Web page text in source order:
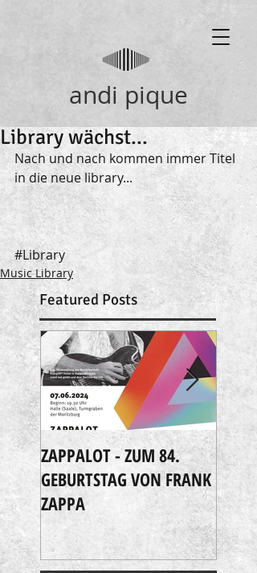
andi pique
Library wächst...
Nach und nach kommen immer Titel
in die neue library...
#Library
Music Library
Featured Posts
ZAPPALOT - ZUM 84.
GEBURTSTAG VON FRANK
ZAPPA